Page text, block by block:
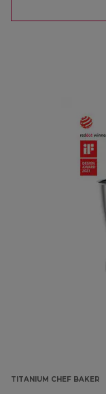
TITANIUM CHEF BAKER